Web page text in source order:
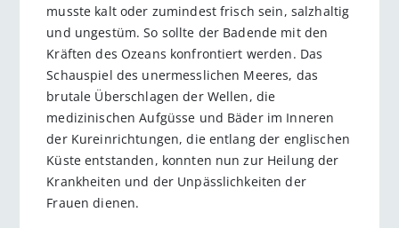
musste kalt oder zumindest frisch sein, salzhaltig
und ungestüm. So sollte der Badende mit den
Kräften des Ozeans konfrontiert werden. Das
Schauspiel des unermesslichen Meeres, das
brutale Überschlagen der Wellen, die
medizinischen Aufgüsse und Bäder im Inneren
der Kureinrichtungen, die entlang der englischen
Küste entstanden, konnten nun zur Heilung der
Krankheiten und der Unpässlichkeiten der
Frauen dienen.